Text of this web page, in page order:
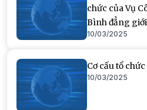
chức của Vụ
Bình đẳng giới
10/03/2025
Cơ cấu tổ
10/03/2025